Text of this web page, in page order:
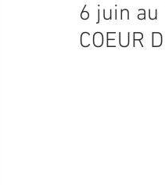
6 juin au
COEUR